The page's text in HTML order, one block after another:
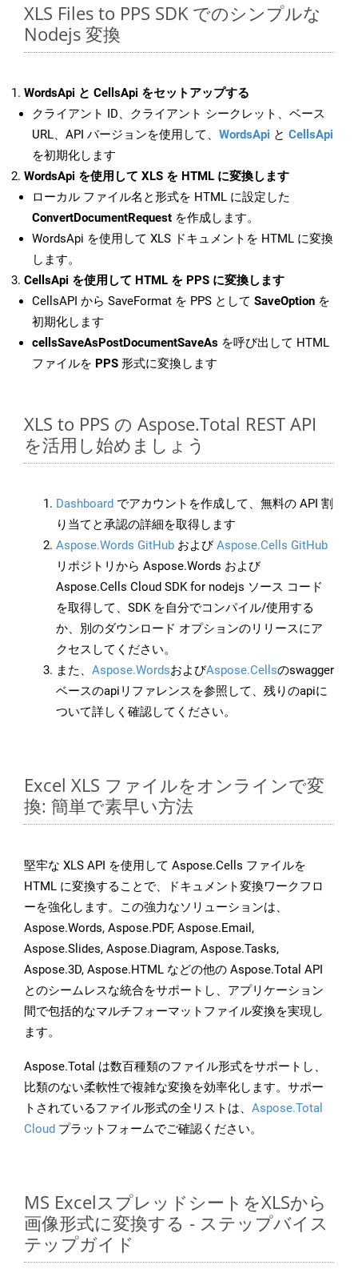
XLS Files to PPS SDK でのシンプルな
Nodejs 変換
WordsApi と CellsApi をセットアップする
クライアント ID、クライアント シークレット、ベース
URL、API バージョンを使用して、 WordsApi と CellsApi
を初期化します
WordsApi を使用して XLS を HTML に変換します
ローカル ファイル名と形式を HTML に設定した
ConvertDocumentRequest を作成します。
WordsApi を使用して XLS ドキュメントを HTML に変換
します。
CellsApi を使用して HTML を PPS に変換します
CellsAPI から SaveFormat を PPS として SaveOption を
初期化します
cellsSaveAsPostDocumentSaveAs を呼び出して HTML
ファイルを PPS 形式に変換します
XLS to PPS の Aspose.Total REST API
を活用し始めましょう
Dashboard でアカウントを作成して、無料の API 割
り当てと承認の詳細を取得します
Aspose.Words GitHub およびAspose.Cells GitHub
リポジトリから Aspose.Words および
Aspose.Cells Cloud SDK for nodejs ソース コード
を取得して、SDK を自分でコンパイル/使用する
か、別のダウンロード オプションのリリースにア
クセスしてください。
また、 Aspose.WordsおよびAspose.Cellsのswagger
ベースのapiリファレンスを参照して、残りのapiに
ついて詳しく確認してください。
Excel XLS ファイルをオンラインで変
換: 簡単で素早い方法
堅牢な XLS API を使用して Aspose.Cells ファイルを
HTML に変換することで、ドキュメント変換ワークフロ
ーを強化します。この強力なソリューションは、
Aspose.Words, Aspose.PDF, Aspose.Email,
Aspose.Slides, Aspose.Diagram, Aspose.Tasks,
Aspose.3D, Aspose.HTML などの他の Aspose.Total API
とのシームレスな統合をサポートし、アプリケーション
間で包括的なマルチフォーマットファイル変換を実現し
ます。
Aspose.Total は数百種類のファイル形式をサポートし、
比類のない柔軟性で複雑な変換を効率化します。サポー
トされているファイル形式の全リストは、 Aspose.Total
Cloud プラットフォームでご確認ください。
MS ExcelスプレッドシートをXLSから
画像形式に変換する - ステップバイス
テップガイド